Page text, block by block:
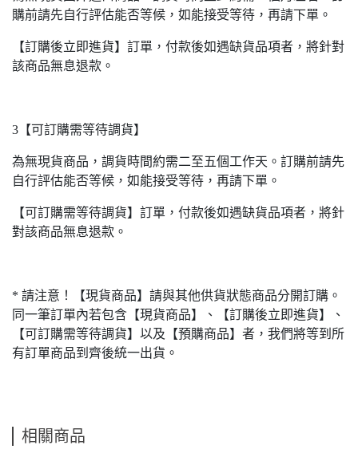
購前請先自行評估能否等候，如能接受等待，再請下單。
【訂購後立即進貨】訂單，付款後如遇缺貨品項者，將針對
該商品無息退款。
3【可訂購需等待調貨】
為無現貨商品，調貨時間約需二至五個工作天。訂購前請先
自行評估能否等候，如能接受等待，再請下單。
【可訂購需等待調貨】訂單，付款後如遇缺貨品項者，將針
對該商品無息退款。
* 請注意！【現貨商品】請與其他供貨狀態商品分開訂購。
同一筆訂單內若包含【現貨商品】、【訂購後立即進貨】、
【可訂購需等待調貨】以及【預購商品】者，我們將等到所
有訂單商品到齊後統一出貨。
相關商品